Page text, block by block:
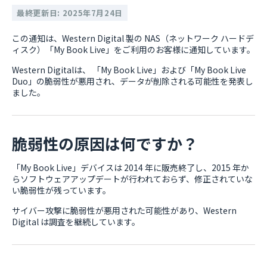
最終更新日: 2025年7月24日
この通知は、Western Digital 製の NAS（ネットワーク ハードデ
ィスク）「My Book Live」をご利用のお客様に通知しています。
Western Digitalは、 「My Book Live」および「My Book Live
Duo」の脆弱性が悪用され、データが削除される可能性を発表し
ました。
脆弱性の原因は何ですか？
「My Book Live」デバイスは 2014 年に販売終了し、2015 年か
らソフトウェアアップデートが行われておらず、修正されていな
い脆弱性が残っています。
サイバー攻撃に脆弱性が悪用された可能性があり、Western
Digital は調査を継続しています。